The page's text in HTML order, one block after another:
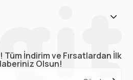
İndirim ve Fırsatlardan İlk
Olsun!